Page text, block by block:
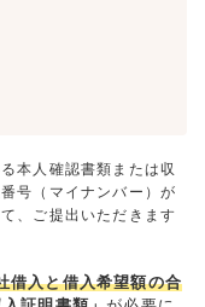
本人確認書類または収
号（マイナンバー）が
、ご提出いただきます
借入と借入希望額の合